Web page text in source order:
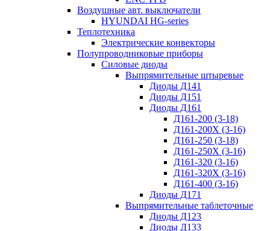
Воздушные авт. выключатели
HYUNDAI HG-series
Теплотехника
Электрические конвекторы
Полупроводниковые приборы
Силовые диоды
Выпрямительные штыревые
Диоды Д141
Диоды Д151
Диоды Д161
Д161-200 (3-18)
Д161-200Х (3-16)
Д161-250 (3-18)
Д161-250Х (3-16)
Д161-320 (3-16)
Д161-320Х (3-16)
Д161-400 (3-16)
Диоды Д171
Выпрямительные таблеточные
Диоды Д123
Диоды Д133